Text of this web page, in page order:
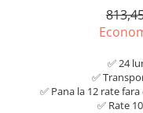
✅ 24
✅
✅ Pana la 12 rate
✅ Rate